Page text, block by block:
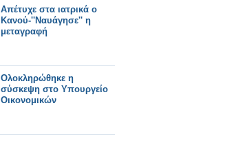
Απέτυχε στα ιατρικά ο
Κανού-''Ναυάγησε'' η
μεταγραφή
Ολοκληρώθηκε η
σύσκεψη στο Υπουργείο
Οικονομικών